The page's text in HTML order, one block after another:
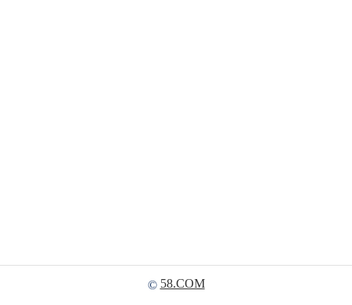
© 58.COM